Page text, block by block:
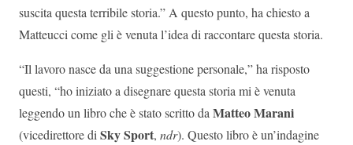
suscita questa terribile storia.” A questo punto, ha chiesto a
Matteucci come gli è venuta l’idea di raccontare questa storia.
“Il lavoro nasce da una suggestione personale,” ha risposto
questi, “ho iniziato a disegnare questa storia mi è venuta
leggendo un libro che è stato scritto da Matteo Marani
(vicedirettore di Sky Sport, ndr). Questo libro è un’indagine